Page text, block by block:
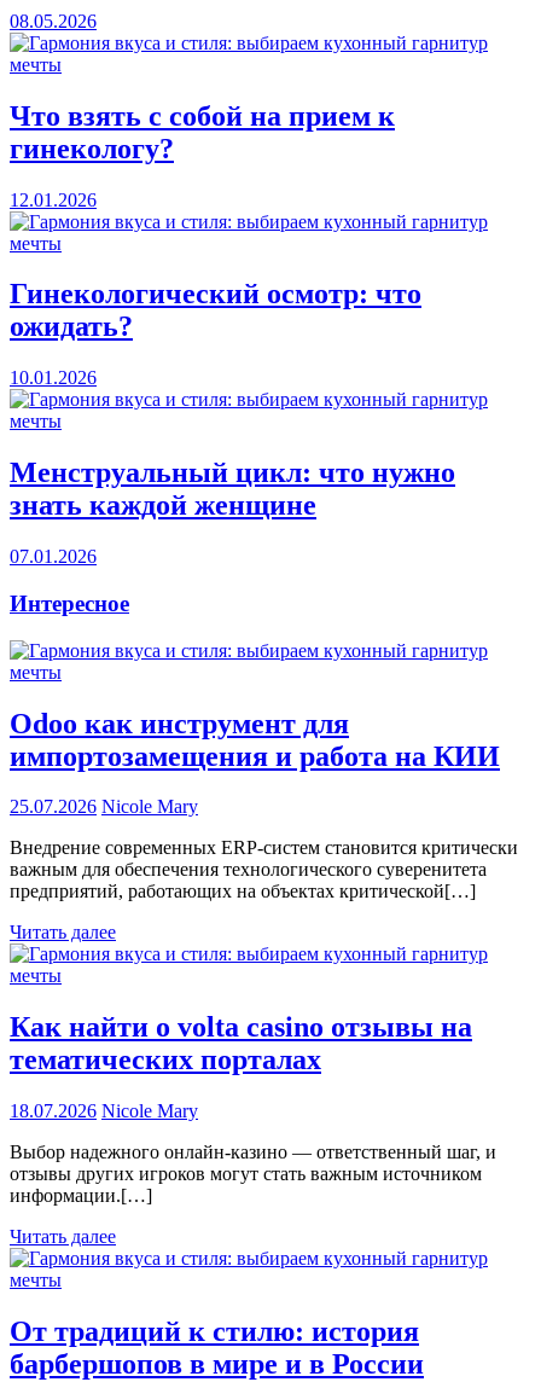
08.05.2026
Что взять с собой на прием к
гинекологу?
12.01.2026
Гинекологический осмотр: что
ожидать?
10.01.2026
Менструальный цикл: что нужно
знать каждой женщине
07.01.2026
Интересное
Odoo как инструмент для
импортозамещения и работа на КИИ
25.07.2026 Nicole Mary
Внедрение современных ERP-систем становится критически
важным для обеспечения технологического суверенитета
предприятий, работающих на объектах критической[…]
Читать далее
Как найти о volta casino отзывы на
тематических порталах
18.07.2026 Nicole Mary
Выбор надежного онлайн-казино — ответственный шаг, и
отзывы других игроков могут стать важным источником
информации.[…]
Читать далее
От традиций к стилю: история
барбершопов в мире и в России